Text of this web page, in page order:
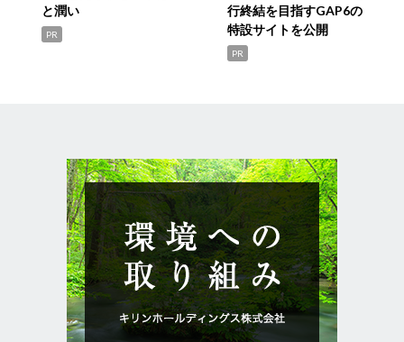
と潤い
PR
行終結を目指すGAP6の
特設サイトを公開
PR